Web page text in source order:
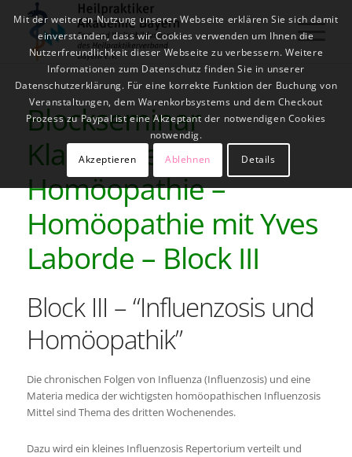
Blockseminar
Klassische
Homöopathie –
Homöopathie mit Yves
Laborde – Block III
Block III – “Influenzosis und
Homöopathik”
Die chronischen Folgen von Influenza (Influenzosis) und eine
Materia medica der wichtigsten homöopathischen Influenzosis
Mittel sind Thema des dritten Wochenendes.
Dazu wird ein kleines Influenzosis Repertorium verteilt und
Mit der weiteren Nutzung unserer Webseite erklären Sie sich damit
einverstanden, dass wir Cookies verwenden um Ihnen die
Nutzerfreundlichkeit dieser Webseite zu verbessern. Weitere
Informationen zum Datenschutz finden Sie in unserer
Datenschutzerklärung. Für eine korrekte Funktion der Buchung von
Veranstaltungen, dem Warenkorbsystems und dem Checkout
Prozess zu Paypal ist eine Akzeptant der notwendigen Cookies
notwendig.
Akzeptieren
Ablehnen Details